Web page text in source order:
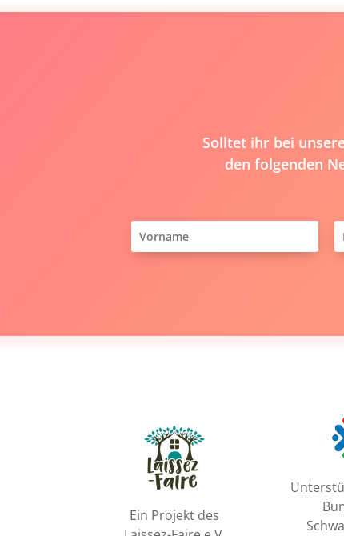
Solltet ihr bei
den folgenden
Ein Projekt des